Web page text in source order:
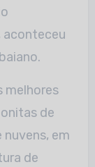
aconteceu
melhores
de
em
de